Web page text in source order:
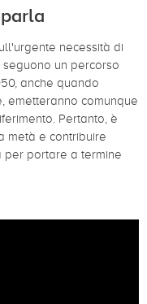
necessità di
un percorso
anche quando
emetteranno comunque
Pertanto, è
metà e contribuire
per portare a termine